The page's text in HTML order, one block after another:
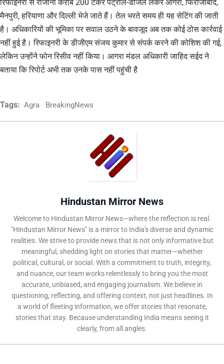
रिफाइनरी से रोजाना करीब 200 टैंकर पेट्रोल-डीजल लेकर आगरा, फिरोजाबाद,
मैनपुरी, हरियाणा और दिल्ली भेजे जाते हैं। तेल भरते समय ही यह सेटिंग की जाती
है। अधिकारियों की भूमिका पर सवाल उठने के बावजूद अब तक कोई ठोस कार्रवाई
नहीं हुई है। रिफाइनरी के डीजीएम संजय कुमार से संपर्क करने की कोशिश की गई,
लेकिन उन्होंने फोन रिसीव नहीं किया। आगरा मंडल अधिकारी जाहिद सईद ने
बताया कि रिपोर्ट अभी तक उनके पास नहीं पहुंची है
Tags: Agra BreakingNews
Hindustan Mirror News
Welcome to Hindustan Mirror News—where the reflection is real.
"Hindustan Mirror News" is a mirror to India's diverse and dynamic
realities. We strive to provide news that is not only informative but
meaningful, shedding light on stories that matter—whether
political, cultural, or social. With a commitment to truth, integrity,
and nuance, our team works relentlessly to bring you the most
accurate, unbiased, and engaging journalism. We believe in
questioning, reflecting, and offering context, not just headlines. In
a world of fleeting information, we offer stories that resonate,
stories that stay. Because understanding India means seeing it
clearly, from all angles.